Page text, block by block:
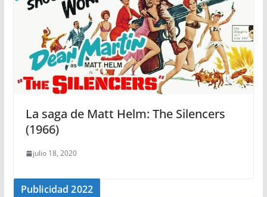
La saga de Matt Helm: The Silencers
(1966)
julio 18, 2020
Publicidad 2022